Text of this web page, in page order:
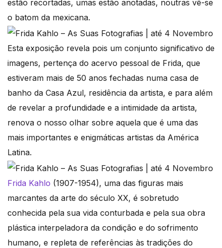
estão recortadas, umas estão anotadas, noutras vê-se
o batom da mexicana.
Esta exposição revela pois um conjunto significativo de
imagens, pertença do acervo pessoal de Frida, que
estiveram mais de 50 anos fechadas numa casa de
banho da Casa Azul, residência da artista, e para além
de revelar a profundidade e a intimidade da artista,
renova o nosso olhar sobre aquela que é uma das
mais importantes e enigmáticas artistas da América
Latina.
Frida Kahlo (1907-1954), uma das figuras mais
marcantes da arte do século XX, é sobretudo
conhecida pela sua vida conturbada e pela sua obra
plástica interpeladora da condição e do sofrimento
humano, e repleta de referências às tradições do